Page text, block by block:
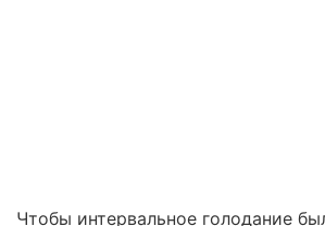
Чтобы интервальное голодание